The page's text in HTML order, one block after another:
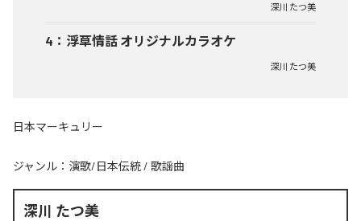
深川 たつ美
4 ： 浮草情話 オリジナルカラオケ
深川 たつ美
日本マーキュリー
ジャンル： 演歌/日本伝統 / 歌謡曲
深川 たつ美